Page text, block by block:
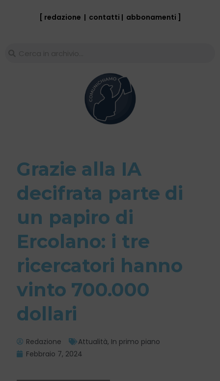
[ redazione | contatti | abbonamenti ]
Grazie alla IA
decifrata parte di
un papiro di
Ercolano: i tre
ricercatori hanno
vinto 700.000
dollari
Redazione Attualità, In primo piano
Febbraio 7, 2024